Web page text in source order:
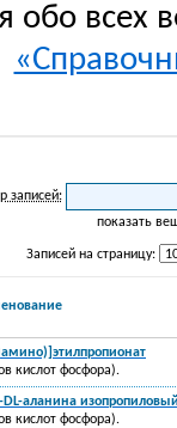
всех
записей:
показать
Записей на страницу:
кислот фосфора).
аланина
кислот фосфора).